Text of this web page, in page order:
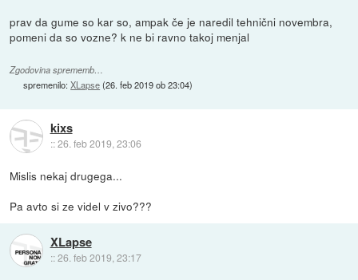
prav da gume so kar so, ampak če je naredil tehnični novembra,
pomeni da so vozne? k ne bi ravno takoj menjal
Zgodovina sprememb…
spremenilo:XLapse(26. feb 2019 ob 23:04)
kixs
::26. feb 2019, 23:06
Mislis nekaj drugega...
Pa avto si ze videl v zivo???
XLapse
::26. feb 2019, 23:17